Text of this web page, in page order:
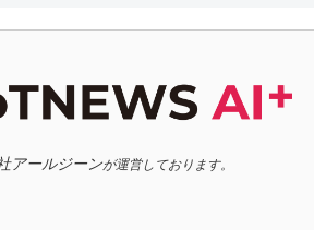
アールジーンが運営しております。